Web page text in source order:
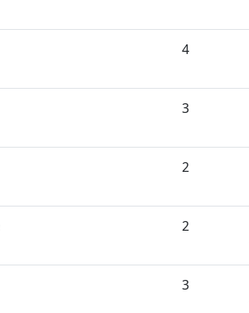
4
3
2
2
3